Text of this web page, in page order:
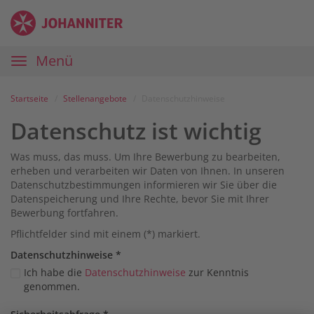
Zum
Inhalt
Anmelden
Zur
Navigation
Zur
Startseite
Karriereportal
Johanniter
Hauptnavigation
Menü
Startseite Stellenangebote
Datenschutz ist wichtig
Was muss, das muss. Um Ihre Bewerbung zu bearbeiten,
erheben und verarbeiten wir Daten von Ihnen. In unseren
Datenschutzbestimmungen informieren wir Sie über die
Datenspeicherung und Ihre Rechte, bevor Sie mit Ihrer
Bewerbung fortfahren.
Pflichtfelder sind mit einem (*) markiert.
Datenschutz­hinweise *
Ich habe die Datenschutzhinweise zur Kenntnis
genommen.